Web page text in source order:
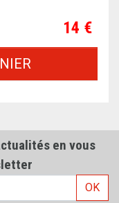
Prix
14 €
en vous
OK